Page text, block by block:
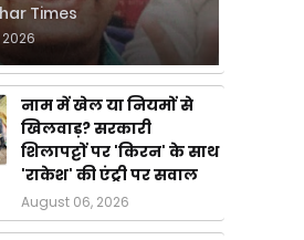
Times
नाम में खेल या नियमों से
खिलवाड़? सरकारी
शिलापट्टों पर 'किरन' के साथ
'राकेश' की एंट्री पर सवाल
August 06, 2026